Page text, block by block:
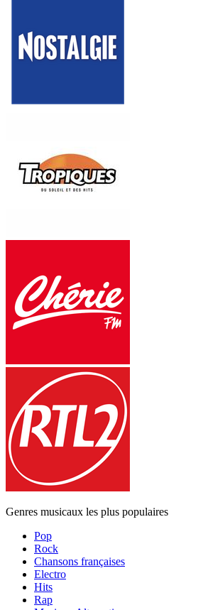
Genres musicaux les plus populaires
Pop
Rock
Chansons françaises
Electro
Hits
Rap